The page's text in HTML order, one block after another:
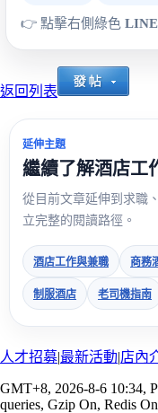
👉 點擊右側綠色 LINE
返回列表
延伸主題
繼續了解酒店工
從目前文章延伸到求職
立完整的閱讀路徑。
酒店工作與兼職 商務
制服酒店 老司機指南
人才招募|最新活動|店內
GMT+8, 2026-8-6 10:34,
queries, Gzip On, Redis